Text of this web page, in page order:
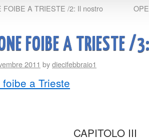
FOIBE A TRIESTE /2: Il nostro
FOIBE A
2011 bydiecifebbraio1
a Trieste
CAPITOLO III